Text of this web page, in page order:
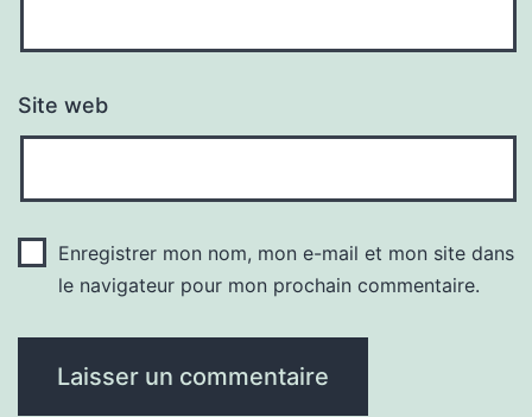
Site web
Enregistrer mon nom, mon e-mail et mon site dans
le navigateur pour mon prochain commentaire.